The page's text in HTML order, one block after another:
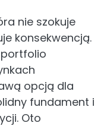
nie szokuje
konsekwencją.
opcją dla
fundament i
Oto